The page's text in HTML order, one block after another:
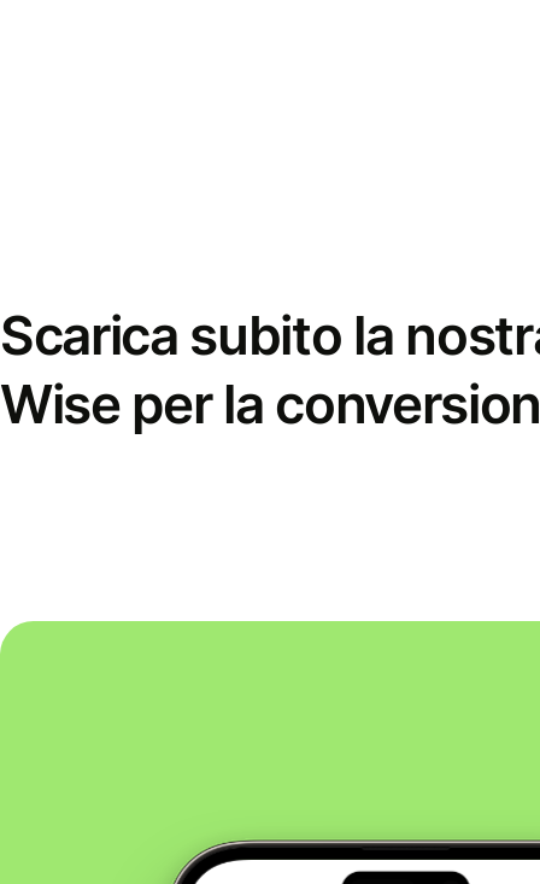
Scarica subito la
Wise per la